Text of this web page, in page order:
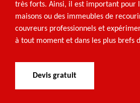
très forts. Ainsi, il est important pour
maisons ou des immeubles de
couvreurs professionnels et
à tout moment et dans les plus brefs
Devis gratuit